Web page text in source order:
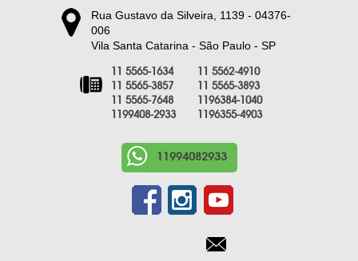
Rua Gustavo da Silveira, 1139 - 04376-
006
Vila Santa Catarina - São Paulo - SP
11 5565-1634
11 5562-4910
11 5565-3857
11 5565-3893
11 5565-7648
1196384-1040
1199408-2933
1196355-4903
11994082933